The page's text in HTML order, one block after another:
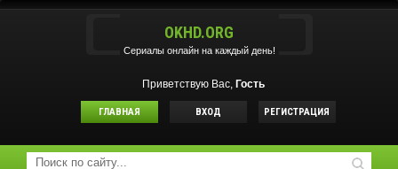
OKHD.ORG
Сериалы онлайн на каждый день!
Приветствую Вас, Гость
ГЛАВНАЯ ВХОД РЕГИСТРАЦИЯ